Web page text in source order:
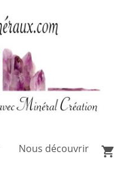
Nous découvrir